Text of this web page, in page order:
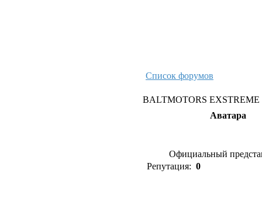
Список форумов
BALTMOTORS EXSTREME
Аватара
Официальный
Репутация: 0